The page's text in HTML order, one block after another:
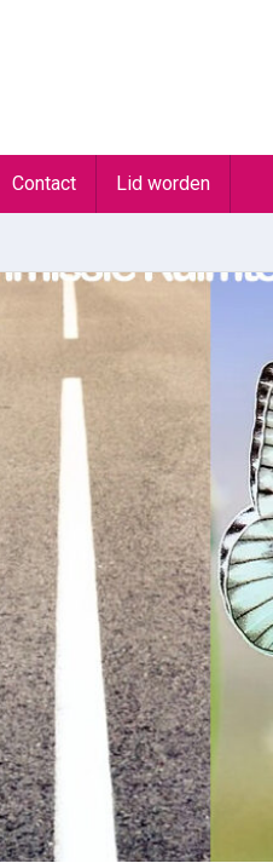
Contact Lid worden